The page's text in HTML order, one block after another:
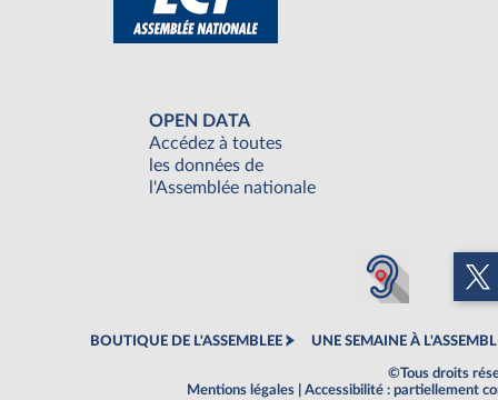
OPEN DATA
Accédez à toutes
les données de
l'Assemblée nationale
BOUTIQUE DE L'ASSEMBLEE UNE SEMAINE À
©Tous droits
Mentions légales
Accessibilité : partiellement